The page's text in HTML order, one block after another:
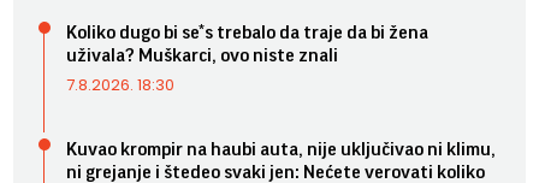
Koliko dugo bi se*s trebalo da traje da bi žena
uživala? Muškarci, ovo niste znali
7.8.2026. 18:30
Kuvao krompir na haubi auta, nije uključivao ni klimu,
ni grejanje i štedeo svaki jen: Nećete verovati koliko